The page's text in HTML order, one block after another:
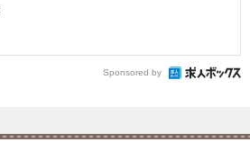
Sponsored by